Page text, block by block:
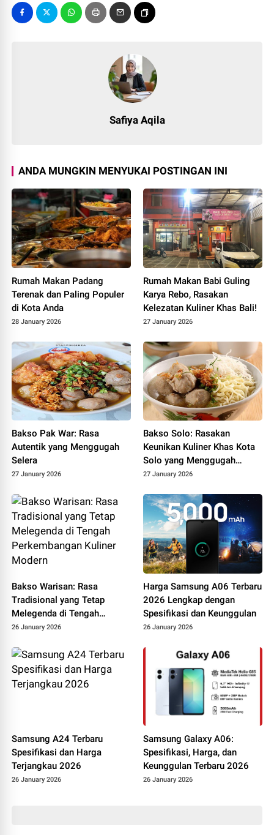
Safiya Aqila
ANDA MUNGKIN MENYUKAI POSTINGAN INI
Rumah Makan Padang
Terenak dan Paling Populer
di Kota Anda
28 January 2026
Rumah Makan Babi Guling
Karya Rebo, Rasakan
Kelezatan Kuliner Khas Bali!
27 January 2026
Bakso Pak War: Rasa
Autentik yang Menggugah
Selera
27 January 2026
Bakso Solo: Rasakan
Keunikan Kuliner Khas Kota
Solo yang Menggugah
Selera
27 January 2026
Bakso Warisan: Rasa
Tradisional yang Tetap
Melegenda di Tengah
Perkembangan Kuliner
26 January 2026
Harga Samsung A06 Terbaru
2026 Lengkap dengan
Spesifikasi dan Keunggulan
26 January 2026
Samsung A24 Terbaru
Spesifikasi dan Harga
Terjangkau 2026
26 January 2026
Samsung Galaxy A06:
Spesifikasi, Harga, dan
Keunggulan Terbaru 2026
26 January 2026